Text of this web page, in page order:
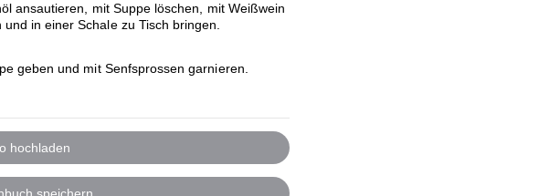
ansautieren, mit Suppe löschen, mit Weißwein
in einer Schale zu Tisch bringen.
geben und mit Senfsprossen garnieren.
hochladen